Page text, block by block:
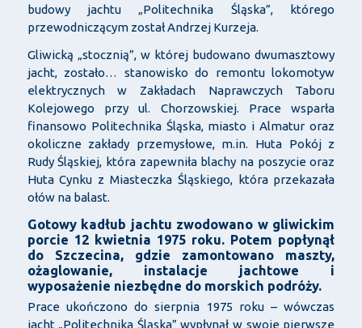
budowy jachtu „Politechnika Śląska”, którego
przewodniczącym został Andrzej Kurzeja.
Gliwicką „stocznią”, w której budowano dwumasztowy
jacht, zostało… stanowisko do remontu lokomotyw
elektrycznych w Zakładach Naprawczych Taboru
Kolejowego przy ul. Chorzowskiej. Prace wsparła
finansowo Politechnika Śląska, miasto i Almatur oraz
okoliczne zakłady przemysłowe, m.in. Huta Pokój z
Rudy Śląskiej, która zapewniła blachy na poszycie oraz
Huta Cynku z Miasteczka Śląskiego, która przekazała
ołów na balast.
Gotowy kadłub jachtu zwodowano w gliwickim
porcie 12 kwietnia 1975 roku. Potem popłynął
do Szczecina, gdzie zamontowano maszty,
ożaglowanie, instalacje jachtowe i
wyposażenie niezbędne do morskich podróży.
Prace ukończono do sierpnia 1975 roku – wówczas
jacht „Politechnika Śląska” wypłynął w swoje pierwsze